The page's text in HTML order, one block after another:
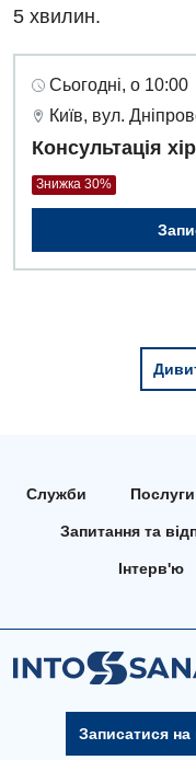
5 хвилин.
Сьогодні, о 10:00
Київ, вул.
Консультація
Знижка 30%
Служби Послуги
Запитання та
Інтерв'ю
Записатися